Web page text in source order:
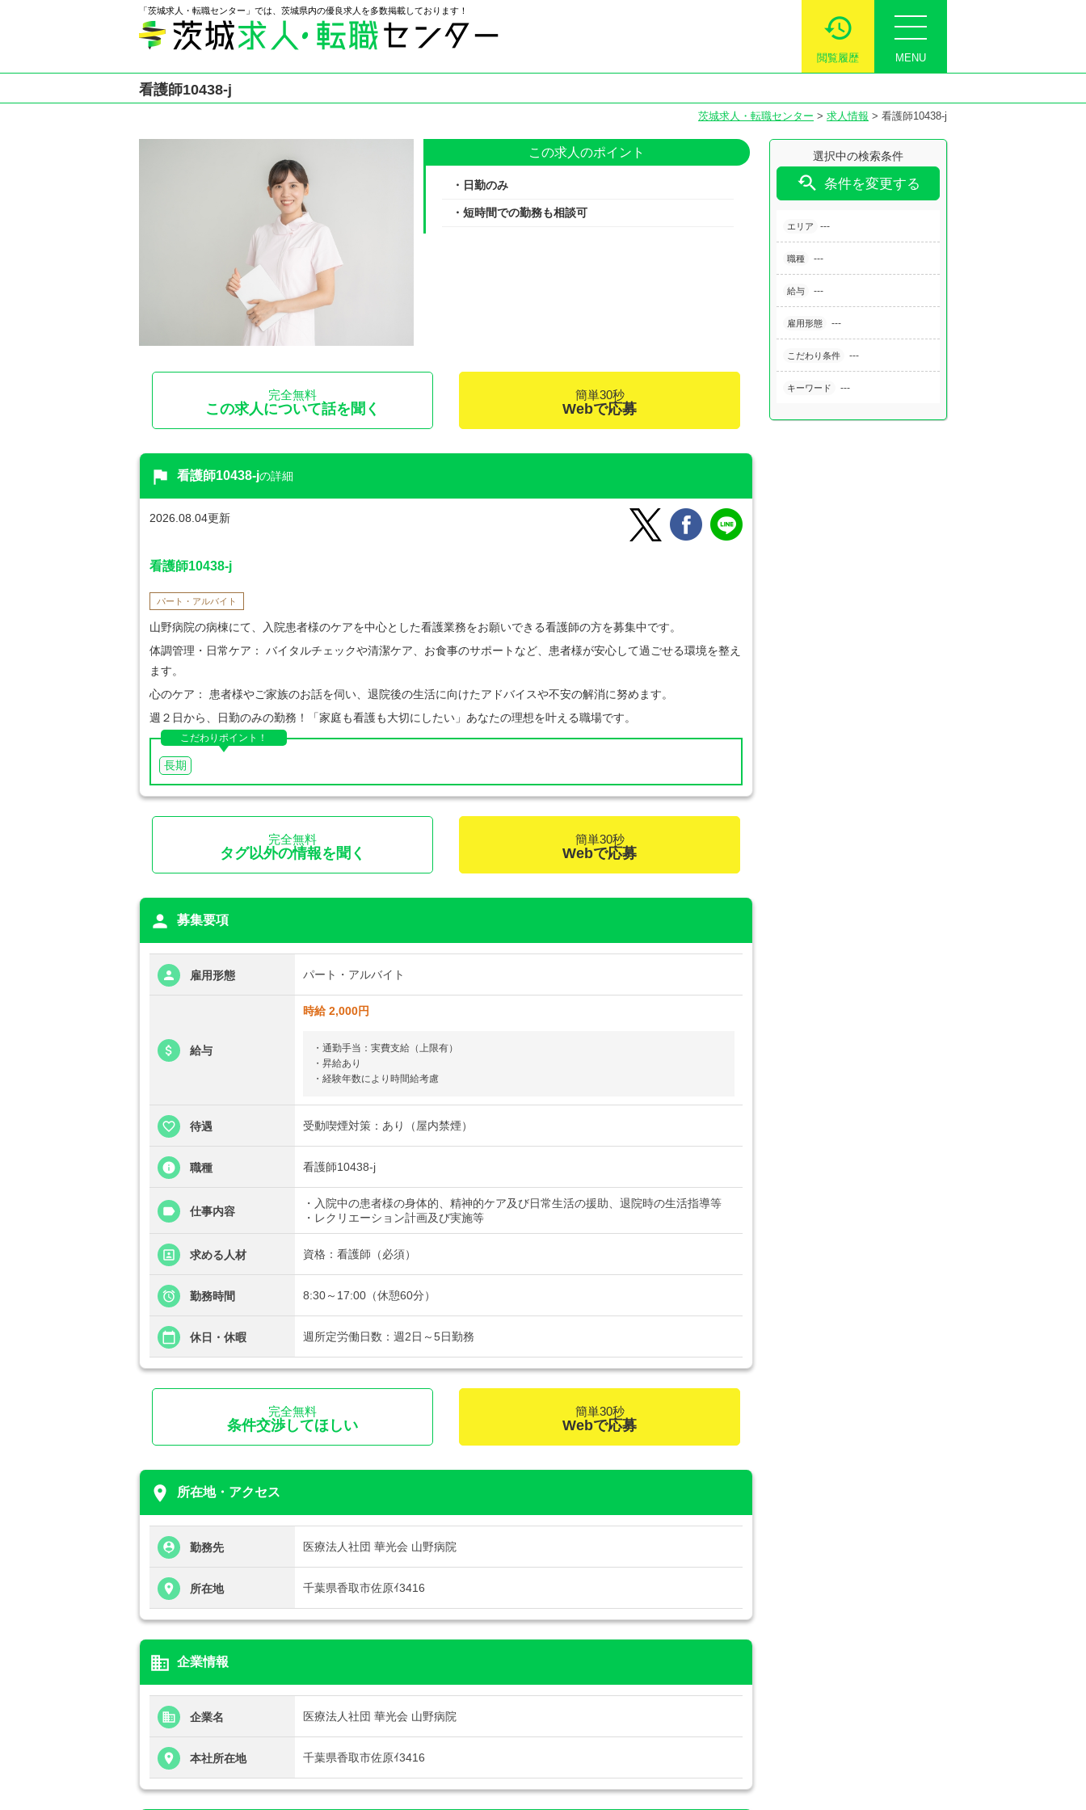
「茨城求人・転職センター」では、茨城県内の優良求人を多数掲載しております！
MENU
閲覧履歴
看護師10438-j
茨城求人・転職センター > 求人情報 > 看護師10438-j
選択中の検索条件
 条件を変更する
エリア ---
職種 ---
給与 ---
雇用形態 ---
こだわり条件 ---
キーワード ---
この求人のポイント
・日勤のみ
・短時間での勤務も相談可
完全無料
この求人について話を聞く
簡単30秒
Webで応募
flag 看護師10438-jの詳細
2026.08.04更新
看護師10438-j
パート・アルバイト
山野病院の病棟にて、入院患者様のケアを中心とした看護業務をお願いできる看護師の方を募集中です。
体調管理・日常ケア： バイタルチェックや清潔ケア、お食事のサポートなど、患者様が安心して過ごせる環境を整え
ます。
心のケア： 患者様やご家族のお話を伺い、退院後の生活に向けたアドバイスや不安の解消に努めます。
週２日から、日勤のみの勤務！「家庭も看護も大切にしたい」あなたの理想を叶える職場です。
こだわりポイント！
長期
完全無料
タグ以外の情報を聞く
簡単30秒
Webで応募
person 募集要項
雇用形態 パート・アルバイト
給与
時給 2,000円
・通勤手当：実費支給（上限有）
・昇給あり
・経験年数により時間給考慮
待遇 受動喫煙対策：あり（屋内禁煙）
職種 看護師10438-j
仕事内容
・入院中の患者様の身体的、精神的ケア及び日常生活の援助、退院時の生活指導等
・レクリエーション計画及び実施等
求める人材 資格：看護師（必須）
勤務時間 8:30～17:00（休憩60分）
休日・休暇 週所定労働日数：週2日～5日勤務
完全無料
条件交渉してほしい
簡単30秒
Webで応募
place 所在地・アクセス
勤務先 医療法人社団 華光会 山野病院
所在地 千葉県香取市佐原ｲ3416
business 企業情報
企業名 医療法人社団 華光会 山野病院
本社所在地 千葉県香取市佐原ｲ3416